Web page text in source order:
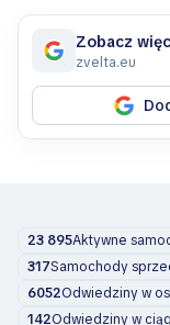
Zobacz
zvelta.eu
23 895Aktywne
317Samochody
6052Odwiedziny w
142Odwiedziny w